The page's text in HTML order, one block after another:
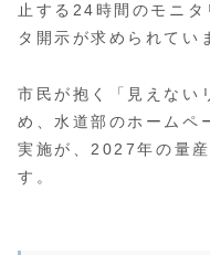
止する24時間のモニタ
タ開示が求められてい
市民が抱く「見えない
め、水道部のホームペ
実施が、2027年の量
す。